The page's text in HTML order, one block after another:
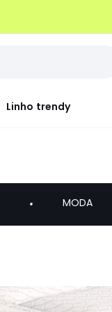
Linho trendy
MODA